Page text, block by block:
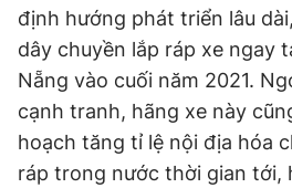
định hướng phát triển lâu
dây chuyền lắp ráp xe ngay
Nẵng vào cuối năm 2021.
cạnh tranh, hãng xe này
hoạch tăng tỉ lệ nội địa hóa
ráp trong nước thời gian tới,